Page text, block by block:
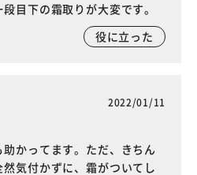
目下の霜取りが大変です。
役に立った
2022/01/11
かってます。ただ、きちん
気付かずに、霜がついてし